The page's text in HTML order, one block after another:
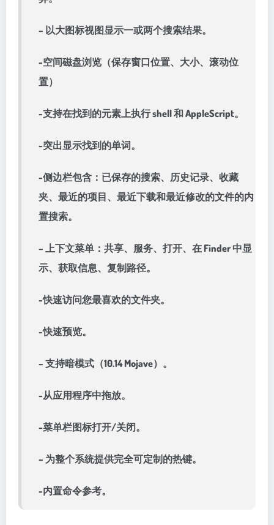
– 以大图标视图显示一或两个搜索结果。
-空间磁盘浏览（保存窗口位置、大小、滚动位
置）
-支持在找到的元素上执行 shell 和 AppleScript。
-突出显示找到的单词。
-侧边栏包含：已保存的搜索、历史记录、收藏
夹、最近的项目、最近下载和最近修改的文件的内
置搜索。
– 上下文菜单：共享、服务、打开、在 Finder 中显
示、获取信息、复制路径。
-快速访问您最喜欢的文件夹。
-快速预览。
– 支持暗模式（10.14 Mojave）。
-从应用程序中拖放。
-菜单栏图标打开/关闭。
– 为整个系统提供完全可定制的热键。
-内置命令参考。